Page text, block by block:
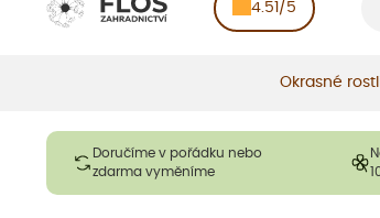
4.51/5
Okrasné
Doručíme v pořádku nebo
zdarma vyměníme